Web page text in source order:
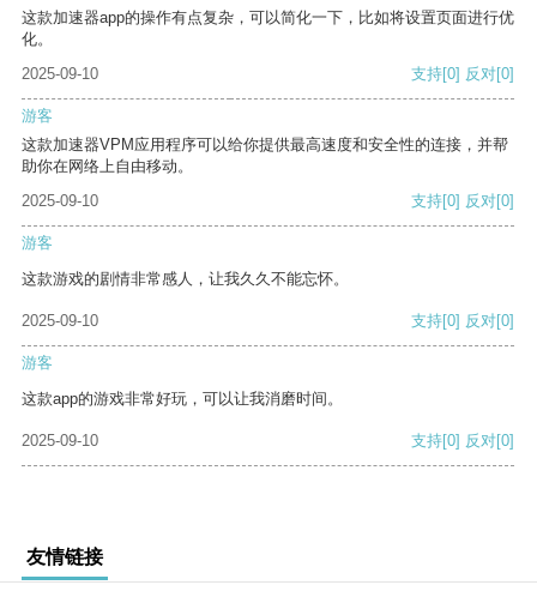
这款加速器app的操作有点复杂，可以简化一下，比如将设置页面进行优
化。
2025-09-10
支持[0] 反对[0]
游客
这款加速器VPM应用程序可以给你提供最高速度和安全性的连接，并帮
助你在网络上自由移动。
2025-09-10
支持[0] 反对[0]
游客
这款游戏的剧情非常感人，让我久久不能忘怀。
2025-09-10 支持[0] 反对[0]
游客
这款app的游戏非常好玩，可以让我消磨时间。
2025-09-10 支持[0] 反对[0]
友情链接